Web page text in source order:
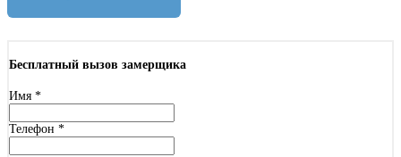
Бесплатный вызов замерщика
Имя *
Телефон *